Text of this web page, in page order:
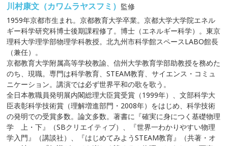
川村康文（カワムラヤスフミ） 監修
1959年京都市生まれ。京都教育大学卒業。京都大学大学院エネル
ギー科学研究科博士後期課程修了。博士（エネルギー科学）。東京
理科大学理学部物理学科教授。北九州市科学館スペースLABO館長
（兼任）。
京都教育大学附属高等学校教諭、信州大学教育学部助教授を務めた
のち、現職。専門は科学教育、STEAM教育、サイエンス・コミュ
ニケーション。講演では必ず世界平和の歌を歌う。
全日本教職員発明展内閣総理大臣賞受賞（1999年）、文部科学大
臣表彰科学技術賞（理解増進部門・2008年）をはじめ、科学技術
の発明での受賞多数。論文多数。著書に『確実に身につく基礎物理
学 上・下』（SBクリエイティブ）、『世界一わかりやすい物理
学入門』（講談社）、『はじめてみようSTEAM教育』（共著・オ